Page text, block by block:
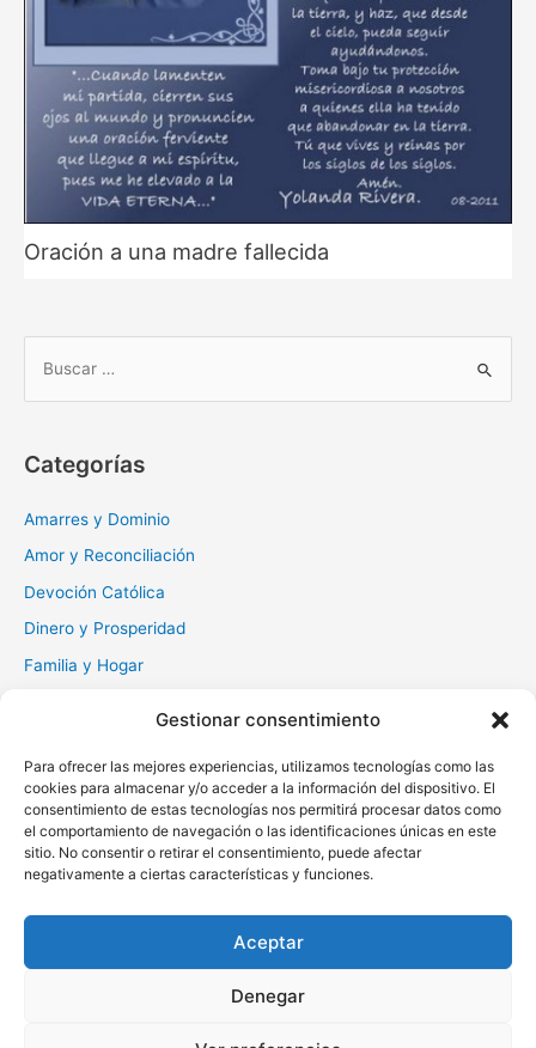
Gestionar consentimiento
Para ofrecer las mejores experiencias, utilizamos tecnologías como las
cookies para almacenar y/o acceder a la información del dispositivo. El
consentimiento de estas tecnologías nos permitirá procesar datos como
el comportamiento de navegación o las identificaciones únicas en este
sitio. No consentir o retirar el consentimiento, puede afectar
negativamente a ciertas características y funciones.
Aceptar
Denegar
Oración a una madre fallecida
a
r
Categorías
Amarres y Dominio
Amor y Reconciliación
Devoción Católica
Dinero y Prosperidad
Familia y Hogar
Muerte y Difuntos
Oraciones Diarias
Otras
Protección y Liberación
Salud y Sanación